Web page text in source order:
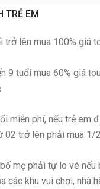
TRẺ EM
trở lên mua 100% giá
9 tuổi mua 60% giá
miễn phí, nếu trẻ em
02 trở lên phải mua 1/
mẹ phải tự lo vé nếu
các khu vui chơi, nhà